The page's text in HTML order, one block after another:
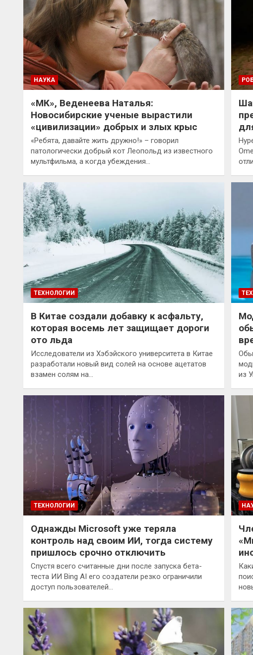
НАУКА
«МК», Веденеева Наталья:
Новосибирские ученые вырастили
«цивилизации» добрых и злых крыс
«Ребята, давайте жить дружно!» – говорил
патологически добрый кот Леопольд из известного
мультфильма, а когда убеждения…
ТЕХНОЛОГИИ
В Китае создали добавку к асфальту,
которая восемь лет защищает дороги
ото льда
Исследователи из Хэбэйского университета в Китае
разработали новый вид солей на основе ацетатов
взамен солям на…
из
ТЕХНОЛОГИИ
Однажды Microsoft уже теряла
контроль над своим ИИ, тогда систему
пришлось срочно отключить
Спустя всего считанные дни после запуска бета-
теста ИИ Bing AI его создатели резко ограничили
доступ пользователей…